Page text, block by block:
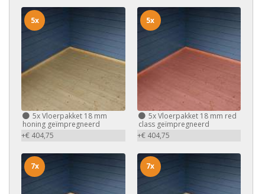
5xVloerpakket 18 mm
honing geïmpregneerd
+€ 404,75
5x
5xVloerpakket 18 mm red
class geïmpregneerd
+€ 404,75
5x
7x 7x